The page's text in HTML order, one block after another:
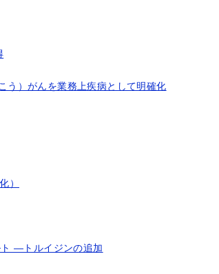
う）がんを業務上疾病として明確化
）
―トルイジンの追加